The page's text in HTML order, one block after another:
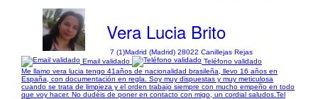
Vera Lucia Brito
7 (1)Madrid (Madrid) 28022 Canillejas Rejas
Email validado
Teléfono validado
Me llamo vera lucia tengo 41años de nacionalidad brasileña, llevo 16 años en
España, con documentación en regla. Soy muy dispuestas y muy meticulosa
cuando se trata de limpieza y el orden trabajo siempre con mucho empeño en todo
que voy hacer. No dudéis de poner en contacto con migo, un cordial saludos.Tel